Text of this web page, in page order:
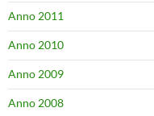
Anno 2011
Anno 2010
Anno 2009
Anno 2008